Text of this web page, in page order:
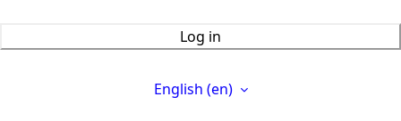
Log in
English ‎(en)‎